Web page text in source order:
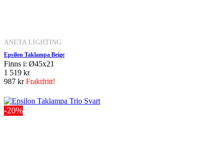
ANETA LIGHTING
Epsilon Taklampa Beige
Finns i: Ø45x21
1 519 kr
987 krFraktfritt!
-20%